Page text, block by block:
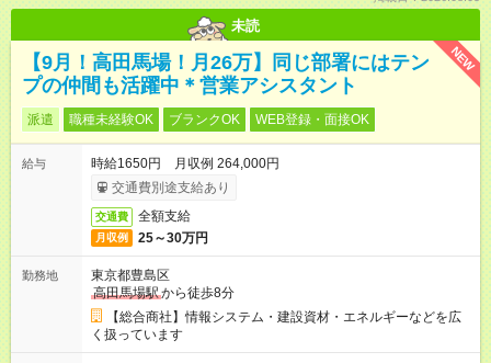
未読
NEW
【9月！高田馬場！月26万】同じ部署にはテン
プの仲間も活躍中＊営業アシスタント
派遣 職種未経験OK ブランクOK WEB登録・面接OK
給与
時給1650円 月収例 264,000円
交通費別途支給あり
交通費 全額支給
月収例 25～30万円
勤務地
東京都豊島区
高田馬場駅から徒歩8分
【総合商社】情報システム・建設資材・エネルギーなどを広
く扱っています